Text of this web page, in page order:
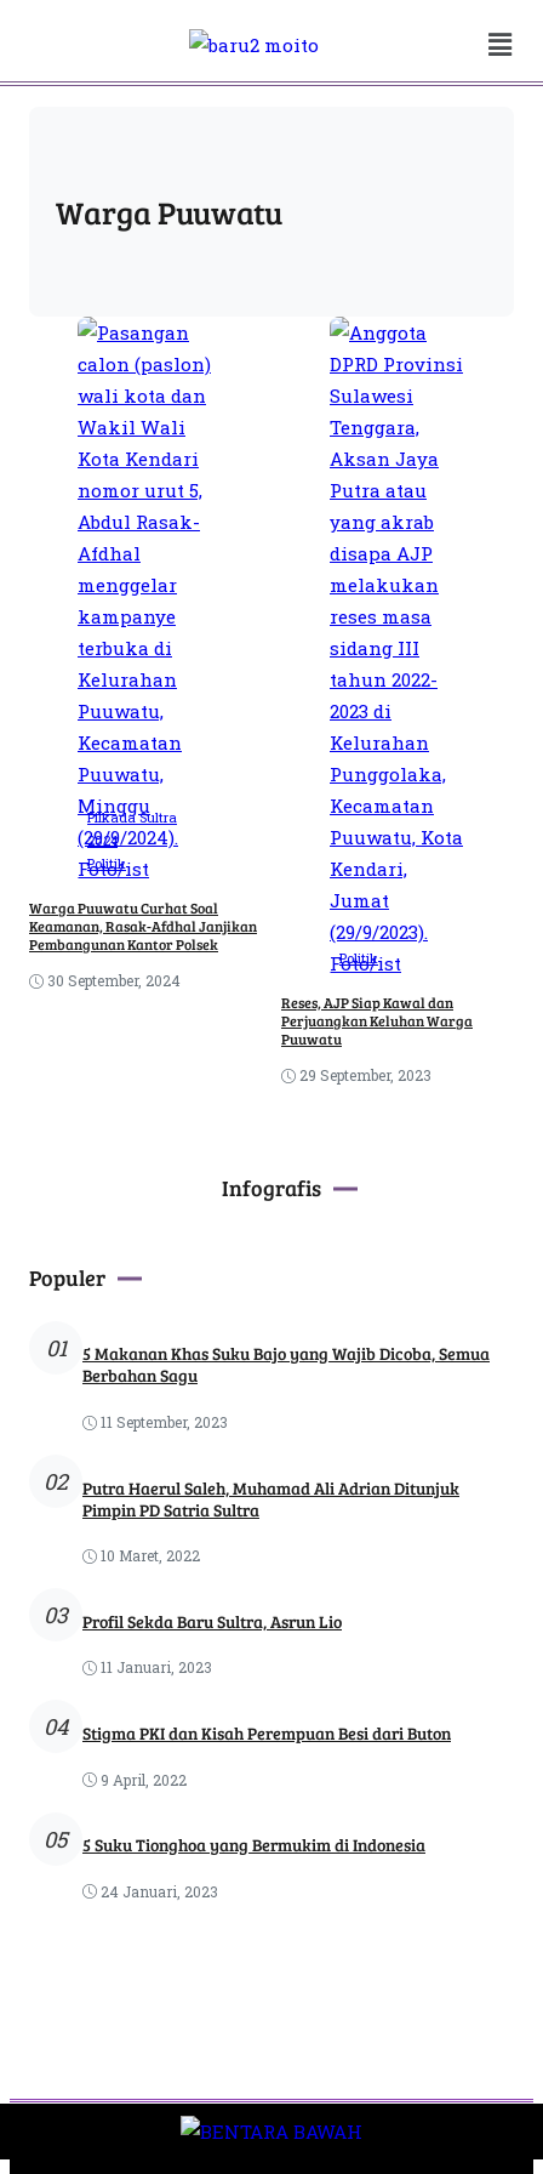
Warga Puuwatu
Pilkada Sultra
2024
Politik
Warga Puuwatu Curhat Soal
Keamanan, Rasak-Afdhal Janjikan
Pembangunan Kantor Polsek
30 September, 2024
Politik
Reses, AJP Siap Kawal dan
Perjuangkan Keluhan Warga
Puuwatu
29 September, 2023
Infografis
Populer
01
5 Makanan Khas Suku Bajo yang Wajib Dicoba, Semua
Berbahan Sagu
11 September, 2023
02
Putra Haerul Saleh, Muhamad Ali Adrian Ditunjuk
Pimpin PD Satria Sultra
10 Maret, 2022
03 Profil Sekda Baru Sultra, Asrun Lio
11 Januari, 2023
04 Stigma PKI dan Kisah Perempuan Besi dari Buton
9 April, 2022
05 5 Suku Tionghoa yang Bermukim di Indonesia
24 Januari, 2023